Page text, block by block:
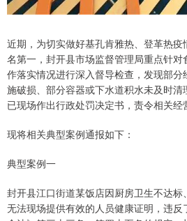
近期，为切实做好基孔肯雅热、登革热
名第一，封开县市场监督管理局重点针对
作落实情况进行深入督导检查，发现部分
施破损、部分容器或下水道积水未及时
已现场作出行政处罚决定书，责令相关经
现将相关典型案例通报如下：
典型案例一
封开县江口街道某饭店因厨房卫生不达标
无法现场提供有效的人员健康证明，违